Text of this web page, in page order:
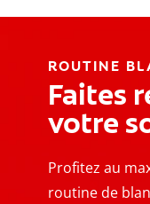
ROUTINE
Faites
votre
Profitez au
routine de